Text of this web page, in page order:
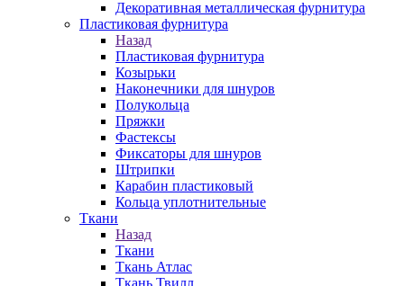
Декоративная металлическая фурнитура
Пластиковая фурнитура
Назад
Пластиковая фурнитура
Козырьки
Наконечники для шнуров
Полукольца
Пряжки
Фастексы
Фиксаторы для шнуров
Штрипки
Карабин пластиковый
Кольца уплотнительные
Ткани
Назад
Ткани
Ткань Атлас
Ткань Твилл